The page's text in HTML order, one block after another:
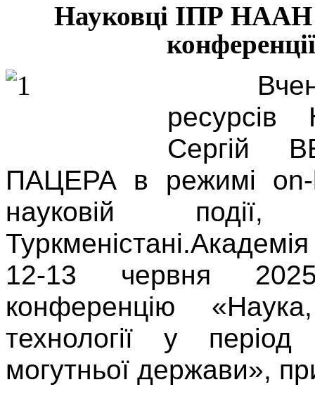
Науковці ІПР НААН
Сергій
ПАЦЕРА в режимі on-
науковій
Туркменістані.
12-13 червня
конференцію
технології у
могутньої держави»,